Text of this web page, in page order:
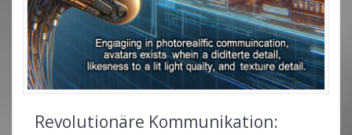
Revolutionäre Kommunikation: